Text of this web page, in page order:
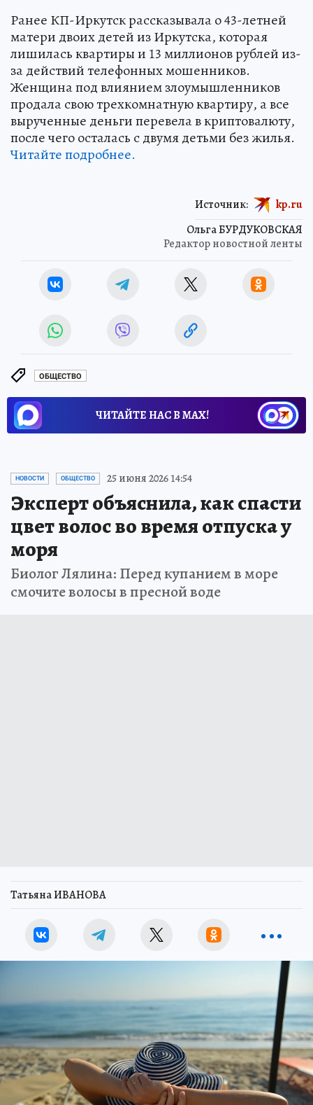
Ранее КП-Иркутск рассказывала о 43-летней
матери двоих детей из Иркутска, которая
лишилась квартиры и 13 миллионов рублей из-
за действий телефонных мошенников.
Женщина под влиянием злоумышленников
продала свою трехкомнатную квартиру, а все
вырученные деньги перевела в криптовалюту,
после чего осталась с двумя детьми без жилья.
Читайте подробнее.
Ольга БУРДУКОВСКАЯ
Редактор новостной ленты
Источник: kp.ru
ОБЩЕСТВО
ЧИТАЙТЕ НАС В МАХ!
НОВОСТИ ОБЩЕСТВО 25 июня 2026 14:54
Эксперт объяснила, как спасти
цвет волос во время отпуска у
моря
Биолог Лялина: Перед купанием в море
смочите волосы в пресной воде
Татьяна ИВАНОВА